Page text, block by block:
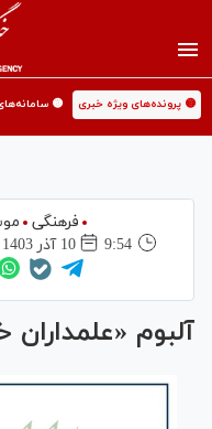
🟡 پرونده‌های ویژه خبری 🟡
فرهنگی
9:54
10 آذر 1403
آلبوم